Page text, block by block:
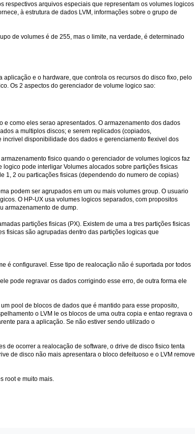
respectivos arquivos especiais que representam os volumes logicos
à estrutura de dados LVM, informações sobre o grupo de
de volumes é de 255, mas o limite, na verdade, é determinado
e o hardware, que controla os recursos do disco fixo, pelo
Os 2 aspectos do gerenciador de volume logico sao:
como eles serao apresentados. O armazenamento dos dados
a multiplos discos; e serem replicados (copiados,
disponibilidade dos dados e gerenciamento flexivel dos
fisico quando o gerenciador de volumes logicos faz
pode interligar Volumes alocados sobre partições fisicas
1, 2 ou particações fisicas (dependendo do numero de copias)
podem ser agrupados em um ou mais volumes group. O usuario
O HP-UX usa volumes logicos separados, com propositos
armazenamento de dump.
partições fisicas (PX). Existem de uma a tres partições fisicas
fisicas são agrupadas dentro das partições logicas que
é configuravel. Esse tipo de realocação não é suportada por todos
pode regravar os dados corrigindo esse erro, de outra forma ele
pool de blocos de dados que é mantido para esse proposito,
o LVM le os blocos de uma outra copia e entao regrava o
para a aplicação. Se não estiver sendo utilizado o
de ocorrer a realocação de software, o drive de disco fisico tenta
de disco não mais apresentara o bloco defeituoso e o LVM remove
root e muito mais.